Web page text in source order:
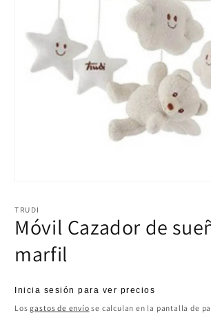
multimedia
en
una
modal
TRUDI
Móvil Cazador de
marfil
Precio
habitual
Inicia sesión para ver precios
Losgastos de envío se calculan en la pantalla de